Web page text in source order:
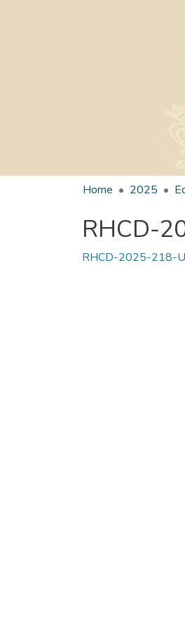
Home 2025
RHCD-
RHCD-2025-218-